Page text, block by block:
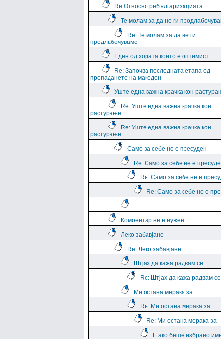
Re:Относно ребългаризацията
Те молам за да не ги
Re: Те молам за да не ги
продлабочуваме
Еден од хората които е оптимист
Re: Започва последната етапа од
пропадането на македон
Уште една важна крачка кон
Re: Уште една важна крачка кон
растурање
Re: Уште една важна крачка кон
растурање
Само за себе не е пресуден
Re: Само за себе не е
Re: Само за себе не е
Re: Само за себе не е
...
Комоентар не е нужен
Леко забавјане
Re: Леко забавјане
Штјах да кажа радвам се
Re: Штјах да кажа радвам се
Ми остана мерака за
Re: Ми остана мерака за
Re: Ми остана мерака за
Е ако беше избрано